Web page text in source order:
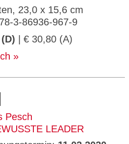
23,0 x 15,6 cm
3-86936-967-9
| € 30,80 (A)
Pesch
LEADER